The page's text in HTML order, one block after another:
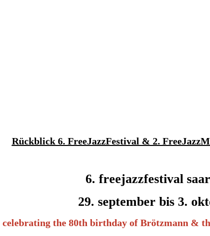
Rückblick 6. FreeJazzFestival & 2.
6. freejazzfestival
29. september bis 3.
celebrating the 80th birthday of Brötzmann &